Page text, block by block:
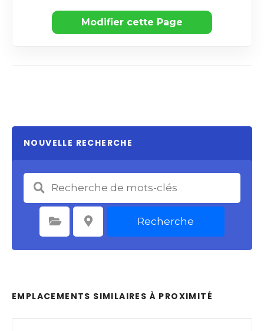
Modifier cette Page
NOUVELLE RECHERCHE
Sélectionnez une catégorie Sélectionnez le lieu Recherche
EMPLACEMENTS SIMILAIRES À PROXIMITÉ